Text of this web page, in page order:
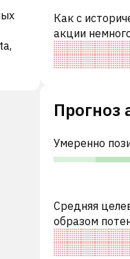
Как с
акции
по P/E,
Прогноз
Умеренно
Средняя
образом
это